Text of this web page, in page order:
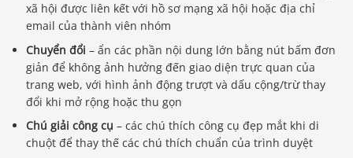
xã hội được liên kết với hồ sơ mạng xã hội hoặc địa chỉ
email của thành viên nhóm
Chuyển đổi – ẩn các phần nội dung lớn bằng nút bấm đơn
giản để không ảnh hưởng đến giao diện trực quan của
trang web, với hình ảnh động trượt và dấu cộng/trừ thay
đổi khi mở rộng hoặc thu gọn
Chú giải công cụ – các chú thích công cụ đẹp mắt khi di
chuột để thay thế các chú thích chuẩn của trình duyệt